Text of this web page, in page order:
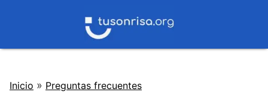
Inicio » Preguntas frecuentes